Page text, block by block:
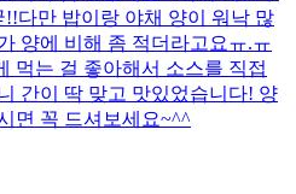
다만 밥이랑 야채 양이 워낙 많
양에 비해 좀 적더라고요ㅠ.ㅠ
먹는 걸 좋아해서 소스를 직접
간이 딱 맞고 맛있었습니다! 양
면 꼭 드셔보세요~^^